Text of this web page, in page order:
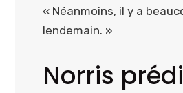
« Néanmoins, il y a
lendemain. »
Norris